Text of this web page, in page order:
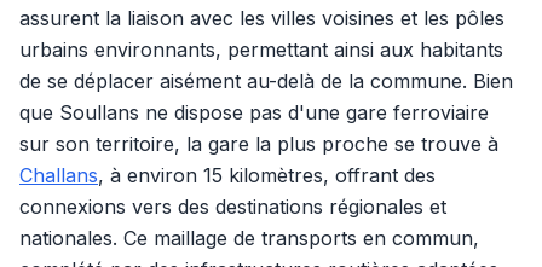
assurent la liaison avec les villes voisines et les pôles
urbains environnants, permettant ainsi aux habitants
de se déplacer aisément au-delà de la commune. Bien
que Soullans ne dispose pas d'une gare ferroviaire
sur son territoire, la gare la plus proche se trouve à
Challans, à environ 15 kilomètres, offrant des
connexions vers des destinations régionales et
nationales. Ce maillage de transports en commun,